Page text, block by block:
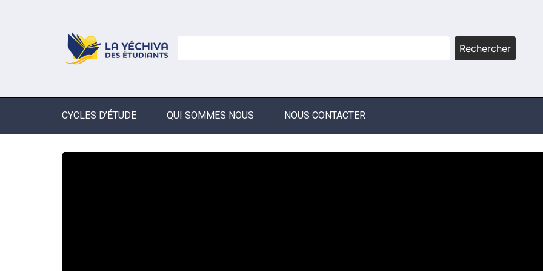
Rechercher
CYCLES D’ÉTUDE QUI SOMMES NOUS NOUS CONTACTER